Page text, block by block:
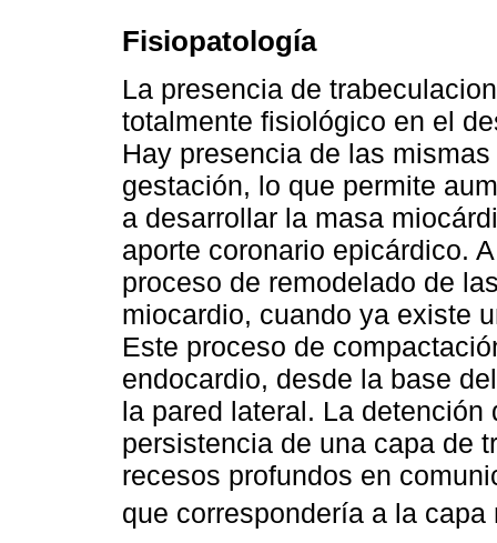
Fisiopatología
La presencia de
totalmente fisiológico en el
Hay presencia de las
gestación, lo que permite
a desarrollar la masa
aporte coronario epicárdico.
proceso de remodelado de
miocardio, cuando ya existe
Este proceso de
endocardio, desde la base
la pared lateral. La
persistencia de una capa de
recesos profundos en
que correspondería a la capa